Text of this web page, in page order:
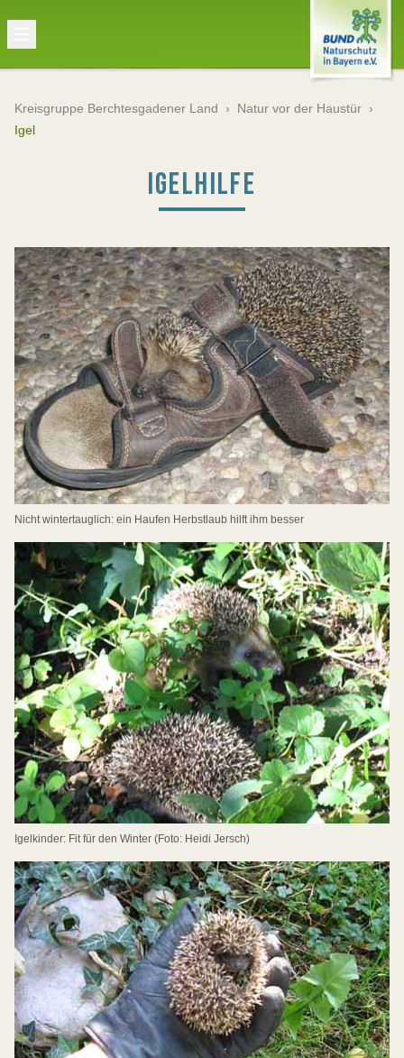
Kreisgruppe Berchtesgadener Land › Natur vor der Haustür ›
Igel
IGELHILFE
Nicht wintertauglich: ein Haufen Herbstlaub hilft ihm besser
Igelkinder: Fit für den Winter (Foto: Heidi Jersch)